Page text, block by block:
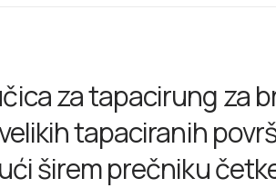
za tapacirung za
tapaciranih
širem prečniku